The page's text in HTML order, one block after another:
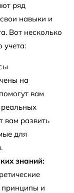
ряд
навыки и
Вот несколько
учета:
на
вам
вам развить
для
знаний:
принципы и